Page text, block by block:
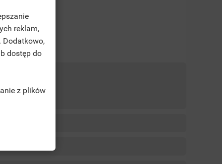
reklam,
Dodatkowo,
dostęp do
z plików